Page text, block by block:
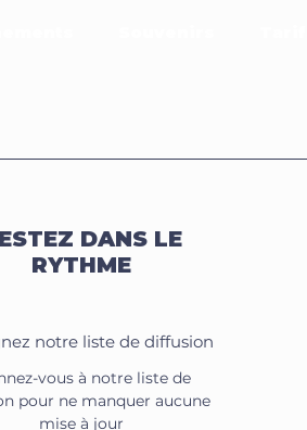
DANS LE
RYTHME
notre liste de diffusion
vous à notre liste de
pour ne manquer aucune
mise à jour